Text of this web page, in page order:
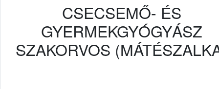
CSECSEMŐ- ÉS
GYERMEKGYÓGYÁSZ
SZAKORVOS